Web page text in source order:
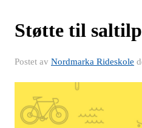
Støtte til
Postet av Nordmarka Rideskole